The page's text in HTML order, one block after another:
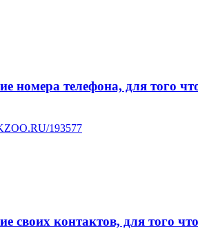
телефона, для того
193577
контактов, для того